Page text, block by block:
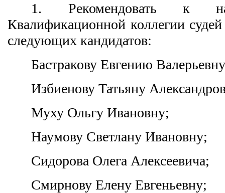
1. Рекомендовать к
Квалификационной коллегии
следующих кандидатов:
Бастракову Евгению
Избиенову Татьяну
Муху Ольгу Ивановну;
Наумову Светлану Ивановну;
Сидорова Олега Алексеевича;
Смирнову Елену Евгеньевну;